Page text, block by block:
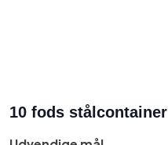
10 fods stålcontainer​